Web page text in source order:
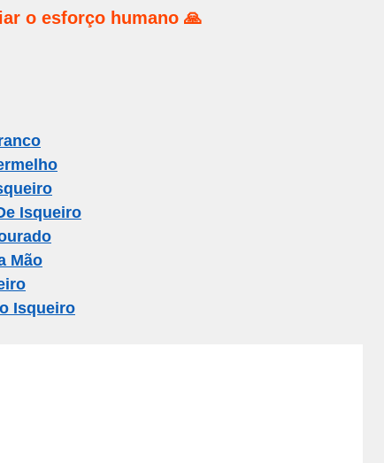
o esforço humano 🙏
Isqueiro
Mão
Isqueiro